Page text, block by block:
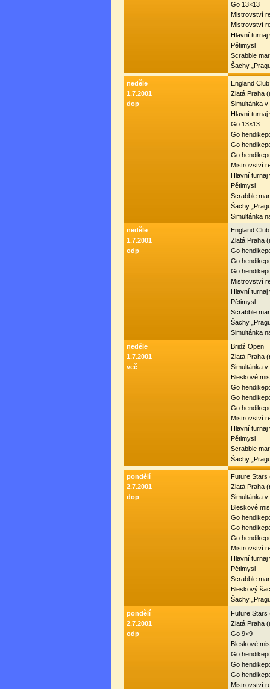
Go 13×13
Mistrovství
Mistrovství
Hlavní turnaj
Pětimysl
Scrabble
Šachy
neděle
1.7.2001
dop
England
Zlatá Praha
Simultánka
Hlavní turnaj
Go 13×13
Go
Go
Go
Mistrovství
Hlavní turnaj
Pětimysl
Scrabble
Šachy
Simultánka
neděle
1.7.2001
odp
England
Zlatá Praha
Go
Go
Go
Mistrovství
Hlavní turnaj
Pětimysl
Scrabble
Šachy
Simultánka
neděle
1.7.2001
več
Bridž Open
Zlatá Praha
Simultánka
Bleskové
Go
Go
Go
Mistrovství
Hlavní turnaj
Pětimysl
Scrabble
Šachy
pondělí
2.7.2001
dop
Future Stars
Zlatá Praha
Simultánka
Bleskové
Go
Go
Go
Mistrovství
Hlavní turnaj
Pětimysl
Scrabble
Bleskový
Šachy
pondělí
2.7.2001
odp
Future Stars
Zlatá Praha
Go 9×9
Bleskové
Go
Go
Go
Mistrovství